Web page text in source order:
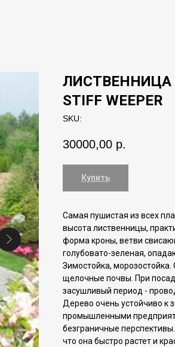
ЛИСТВЕННИЦА
STIFF WEEPER
SKU:
30000,00 р.
Купить
Самая пушистая из всех
высота лиственницы,
форма кроны, ветви
голубовато-зеленая,
Зимостойка,
щелочные почвы. При
засушливый период -
Дерево очень устойчиво к
промышленными
безграничные
что она быстро растет и